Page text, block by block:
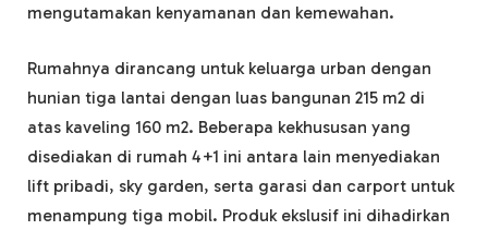
mengutamakan kenyamanan dan kemewahan.
Rumahnya dirancang untuk keluarga urban dengan
hunian tiga lantai dengan luas bangunan 215 m2 di
atas kaveling 160 m2. Beberapa kekhususan yang
disediakan di rumah 4+1 ini antara lain menyediakan
lift pribadi, sky garden, serta garasi dan carport untuk
menampung tiga mobil. Produk ekslusif ini dihadirkan